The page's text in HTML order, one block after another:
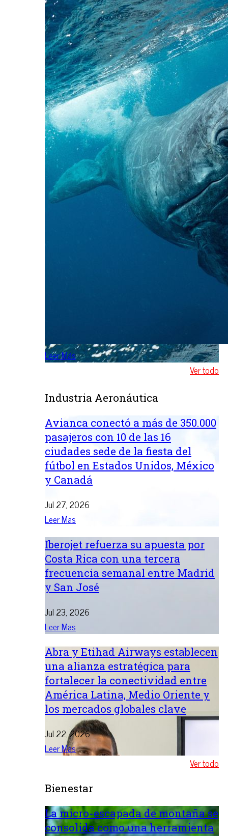
Leer Más
Ver todo
Industria Aeronáutica
Avianca conectó a más de 350.000
pasajeros con 10 de las 16
ciudades sede de la fiesta del
fútbol en Estados Unidos, México
y Canadá
Jul 27, 2026
Leer Mas
Iberojet refuerza su apuesta por
Costa Rica con una tercera
frecuencia semanal entre Madrid
y San José
Jul 23, 2026
Leer Mas
Abra y Etihad Airways establecen
una alianza estratégica para
fortalecer la conectividad entre
América Latina, Medio Oriente y
los mercados globales clave
Jul 22, 2026
Leer Mas
Ver todo
Bienestar
La micro-escapada de montaña se
consolida como una herramienta